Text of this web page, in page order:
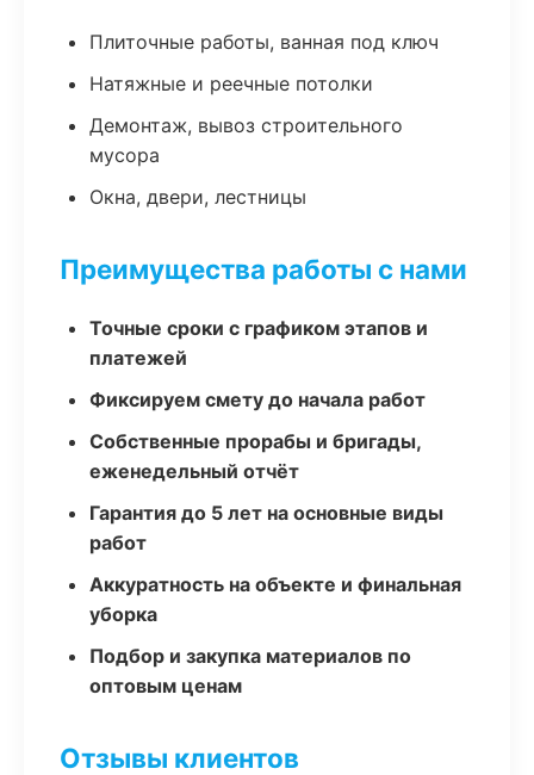
Плиточные работы, ванная под ключ
Натяжные и реечные потолки
Демонтаж, вывоз строительного
мусора
Окна, двери, лестницы
Преимущества работы с нами
Точные сроки с графиком этапов и
платежей
Фиксируем смету до начала работ
Собственные прорабы и бригады,
еженедельный отчёт
Гарантия до 5 лет на основные виды
работ
Аккуратность на объекте и финальная
уборка
Подбор и закупка материалов по
оптовым ценам
Отзывы клиентов